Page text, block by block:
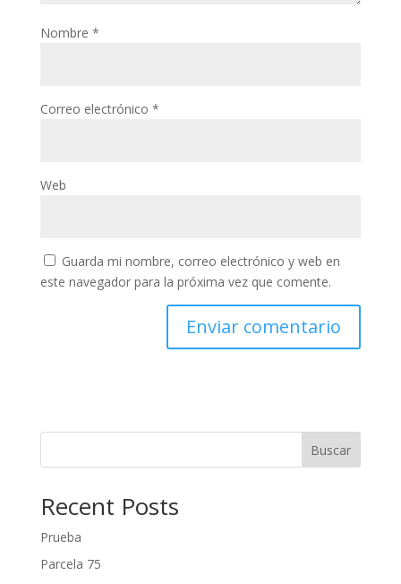
Nombre *
Correo electrónico *
Web
Guarda mi nombre, correo electrónico y web en
este navegador para la próxima vez que comente.
Buscar
Recent Posts
Prueba
Parcela 75